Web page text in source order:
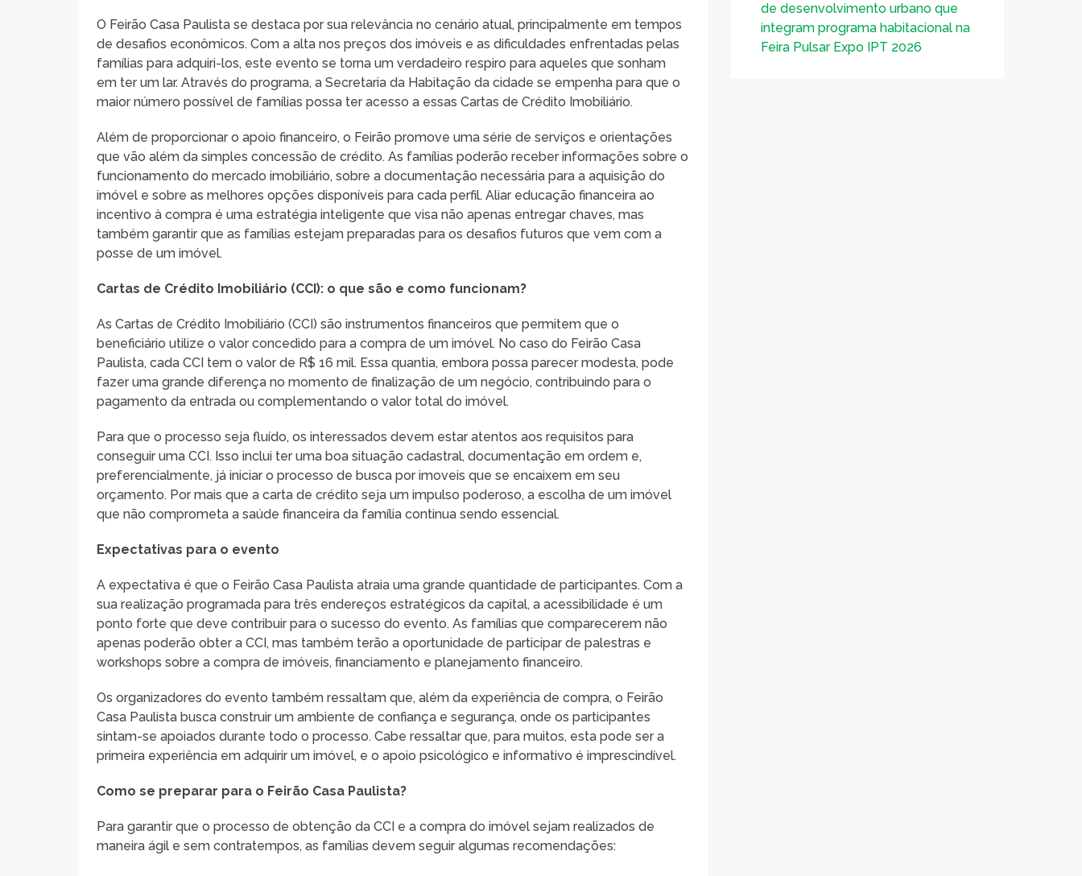
O Feirão Casa Paulista se destaca por sua relevância no cenário atual, principalmente em tempos
de desafios econômicos. Com a alta nos preços dos imóveis e as dificuldades enfrentadas pelas
famílias para adquiri-los, este evento se torna um verdadeiro respiro para aqueles que sonham
em ter um lar. Através do programa, a Secretaria da Habitação da cidade se empenha para que o
maior número possível de famílias possa ter acesso a essas Cartas de Crédito Imobiliário.
Além de proporcionar o apoio financeiro, o Feirão promove uma série de serviços e orientações
que vão além da simples concessão de crédito. As famílias poderão receber informações sobre o
funcionamento do mercado imobiliário, sobre a documentação necessária para a aquisição do
imóvel e sobre as melhores opções disponíveis para cada perfil. Aliar educação financeira ao
incentivo à compra é uma estratégia inteligente que visa não apenas entregar chaves, mas
também garantir que as famílias estejam preparadas para os desafios futuros que vem com a
posse de um imóvel.
Cartas de Crédito Imobiliário (CCI): o que são e como funcionam?
As Cartas de Crédito Imobiliário (CCI) são instrumentos financeiros que permitem que o
beneficiário utilize o valor concedido para a compra de um imóvel. No caso do Feirão Casa
Paulista, cada CCI tem o valor de R$ 16 mil. Essa quantia, embora possa parecer modesta, pode
fazer uma grande diferença no momento de finalização de um negócio, contribuindo para o
pagamento da entrada ou complementando o valor total do imóvel.
Para que o processo seja fluído, os interessados devem estar atentos aos requisitos para
conseguir uma CCI. Isso inclui ter uma boa situação cadastral, documentação em ordem e,
preferencialmente, já iniciar o processo de busca por imoveis que se encaixem em seu
orçamento. Por mais que a carta de crédito seja um impulso poderoso, a escolha de um imóvel
que não comprometa a saúde financeira da família continua sendo essencial.
Expectativas para o evento
A expectativa é que o Feirão Casa Paulista atraia uma grande quantidade de participantes. Com a
sua realização programada para três endereços estratégicos da capital, a acessibilidade é um
ponto forte que deve contribuir para o sucesso do evento. As famílias que comparecerem não
apenas poderão obter a CCI, mas também terão a oportunidade de participar de palestras e
workshops sobre a compra de imóveis, financiamento e planejamento financeiro.
Os organizadores do evento também ressaltam que, além da experiência de compra, o Feirão
Casa Paulista busca construir um ambiente de confiança e segurança, onde os participantes
sintam-se apoiados durante todo o processo. Cabe ressaltar que, para muitos, esta pode ser a
primeira experiência em adquirir um imóvel, e o apoio psicológico e informativo é imprescindível.
Como se preparar para o Feirão Casa Paulista?
Para garantir que o processo de obtenção da CCI e a compra do imóvel sejam realizados de
maneira ágil e sem contratempos, as famílias devem seguir algumas recomendações:
de desenvolvimento urbano que
integram programa habitacional na
Feira Pulsar Expo IPT 2026